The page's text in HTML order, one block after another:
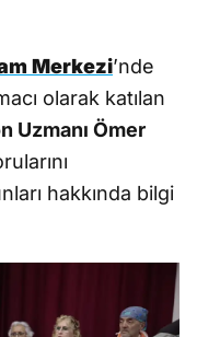
Merkezi’nde
olarak katılan
Uzmanı Ömer
hakkında bilgi